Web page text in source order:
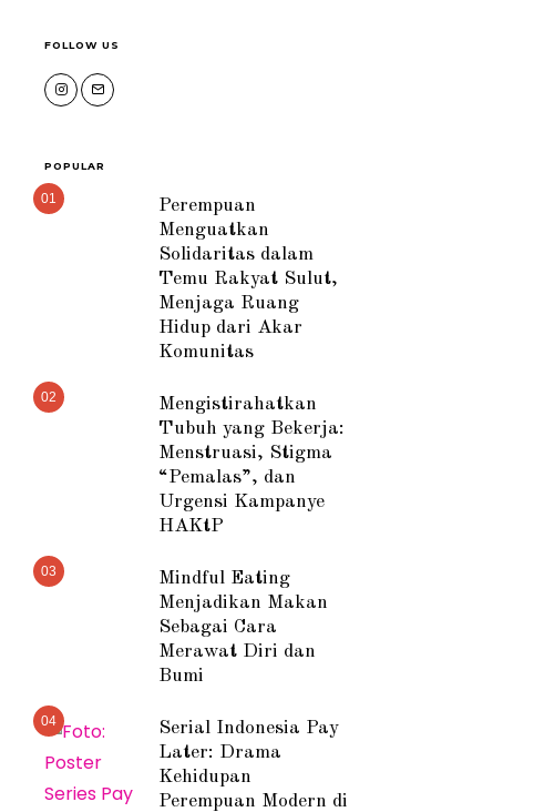
FOLLOW US
POPULAR
01
Perempuan
Menguatkan
Solidaritas dalam
Temu Rakyat Sulut,
Menjaga Ruang
Hidup dari Akar
Komunitas
02
Mengistirahatkan
Tubuh yang Bekerja:
Menstruasi, Stigma
“Pemalas”, dan
Urgensi Kampanye
HAKtP
03
Mindful Eating
Menjadikan Makan
Sebagai Cara
Merawat Diri dan
Bumi
04
Serial Indonesia Pay
Later: Drama
Kehidupan
Perempuan Modern di